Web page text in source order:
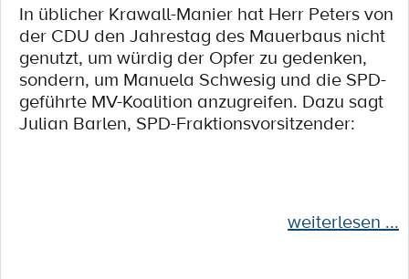
In üblicher Krawall-Manier hat Herr Peters von
der CDU den Jahrestag des Mauerbaus nicht
genutzt, um würdig der Opfer zu gedenken,
sondern, um Manuela Schwesig und die SPD-
geführte MV-Koalition anzugreifen. Dazu sagt
Julian Barlen, SPD-Fraktionsvorsitzender:
weiterlesen ...